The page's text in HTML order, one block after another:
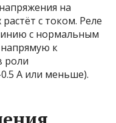
на
с током. Реле
с нормальным
к
роли
А или меньше).